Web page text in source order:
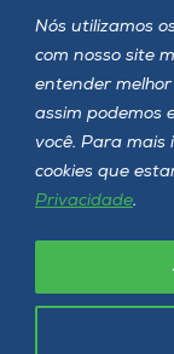
Nós utilizamos
com nosso site
entender
assim podemos
você. Para mais
cookies que
Privacidade.
Siga a
Unoesc © 2026 -
Política de privacidade